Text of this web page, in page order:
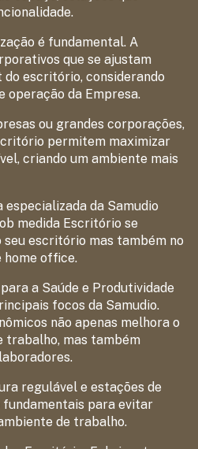
é fundamental. A
que se ajustam
escritório, considerando
operação da Empresa.
ou grandes corporações,
permitem maximizar
criando um ambiente mais
da Samudio
medida Escritório se
seu escritório mas também no
home office.
a Saúde e Produtividade
focos da Samudio.
não apenas melhora o
trabalho, mas também
regulável e estações de
para evitar
de trabalho.